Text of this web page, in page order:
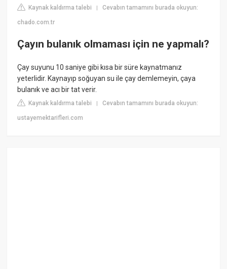
Kaynak kaldırma talebi |Cevabın tamamını burada okuyun:
chado.com.tr
Çayın bulanık olmaması için ne yapmalı?
Çay suyunu 10 saniye gibi kısa bir süre kaynatmanız
yeterlidir. Kaynayıp soğuyan su ile çay demlemeyin, çaya
bulanık ve acı bir tat verir.
Kaynak kaldırma talebi |Cevabın tamamını burada okuyun:
ustayemektarifleri.com